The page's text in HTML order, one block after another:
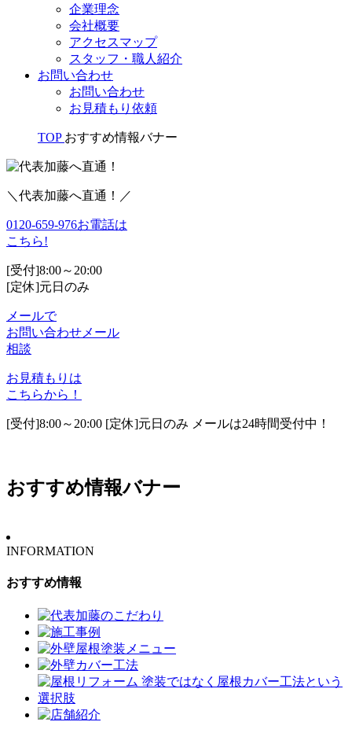
企業理念
会社概要
アクセスマップ
スタッフ・職人紹介
お問い合わせ
お問い合わせ
お見積もり依頼
TOP おすすめ情報バナー
＼代表加藤へ直通！／
0120-659-976お電話は
こちら!
[受付]8:00～20:00
[定休]元日のみ
メールで
お問い合わせ メール
相談
お見積もりは
こちらから！
[受付]8:00～20:00 [定休]元日のみ メールは24時間受付中！
おすすめ情報バナー
INFORMATION
おすすめ情報